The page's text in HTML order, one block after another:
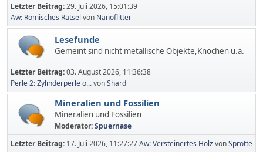
Letzter Beitrag:29. Juli 2026, 15:01:39
Aw: Römisches Rätsel von Nanoflitter
Lesefunde
Gemeint sind nicht metallische Objekte,Knochen u.ä.
Letzter Beitrag:03. August 2026, 11:36:38
Perle 2: Zylinderperle o...vonShard
Mineralien und Fossilien
Mineralien und Fossilien
Moderator:Spuernase
Letzter Beitrag: 17. Juli 2026, 11:27:27Aw: Versteinertes HolzvonSprotte